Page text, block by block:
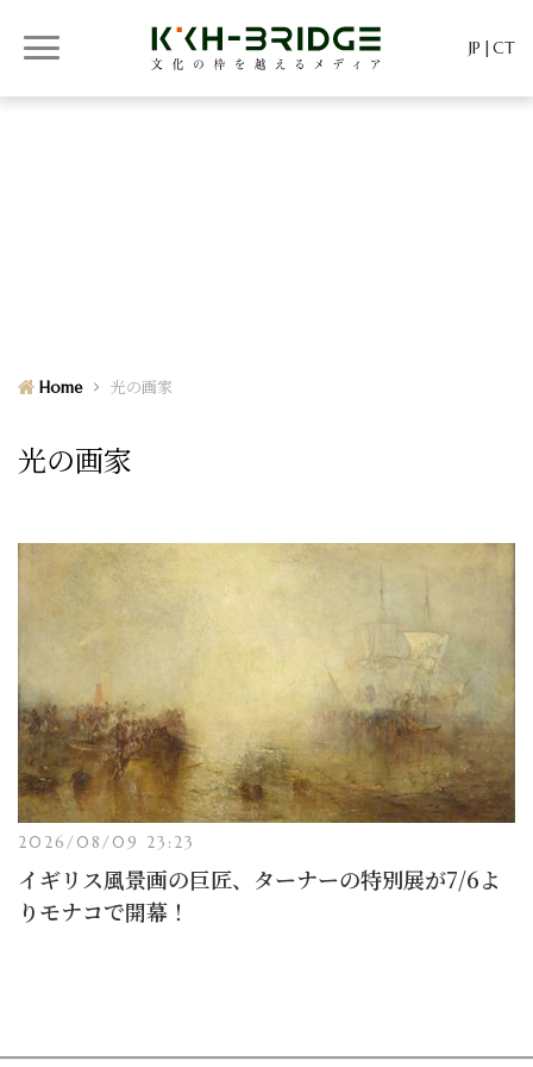
JP CT
Home 光の画家
光の画家
2026/08/09 23:23
イギリス風景画の巨匠、ターナーの特別展が7/6よ
りモナコで開幕！